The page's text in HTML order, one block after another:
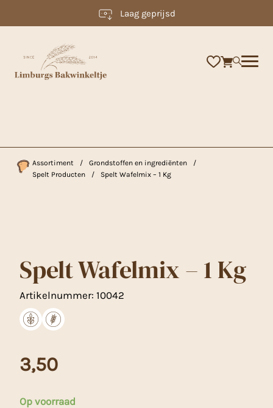
Laag geprijsd
Assortiment / Grondstoffen en ingrediënten
/
Spelt Producten
/ Spelt Wafelmix – 1 Kg
Spelt Wafelmix – 1 Kg
Artikelnummer: 10042
3,50
Op voorraad